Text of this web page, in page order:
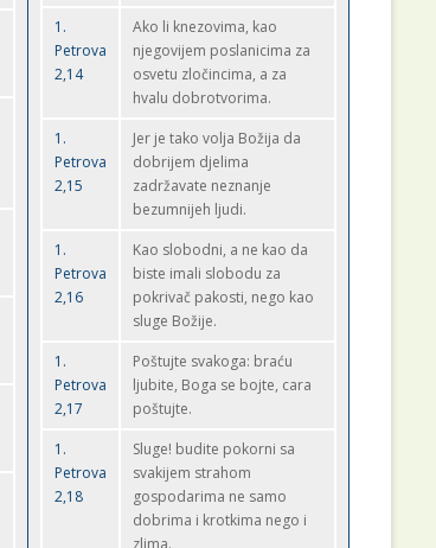
1.
Petrova
2,14
Ako li knezovima, kao
njegovijem poslanicima za
osvetu zločincima, a za
hvalu dobrotvorima.
1.
Petrova
2,15
Jer je tako volja Božija da
dobrijem djelima
zadržavate neznanje
bezumnijeh ljudi.
1.
Petrova
2,16
Kao slobodni, a ne kao da
biste imali slobodu za
pokrivač pakosti, nego kao
sluge Božije.
1.
Petrova
2,17
Poštujte svakoga: braću
ljubite, Boga se bojte, cara
poštujte.
1.
Petrova
2,18
Sluge! budite pokorni sa
svakijem strahom
gospodarima ne samo
dobrima i krotkima nego i
zlima.